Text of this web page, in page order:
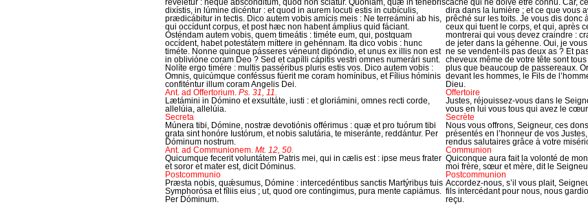
revelétur : neque abscónditum, quod non sciátur. Quóniam, quæ in ténebris
dixístis, in lúmine dicéntur : et quod in aurem locuti estis in cubículis,
prædicábitur in tectis. Dico autem vobis amícis meis : Ne terreámini ab his,
qui occídunt corpus, et post hæc non habent ámplius quid fáciant.
Osténdam autem vobis, quem timeátis : timéte eum, qui, postquam
occídent, habet potestátem míttere in gehénnam. Ita dico vobis : hunc
timéte. Nonne quinque pásseres véneunt dipóndio, et unus ex illis non est
in oblivióne coram Deo ? Sed et capílli cápitis vestri omnes numerári sunt.
Nolíte ergo timére : multis passéribus pluris estis vos. Dico autem vobis :
Omnis, quicúmque conféssus fúerit me coram homínibus, et Fílius hóminis
confiténtur illum coram Angelis Dei.
caché qui ne doive être connu. Car,
dira dans la lumière ; et ce que vous
prêché sur les toits. Je vous dis donc
ceux qui tuent le corps, et qui, après
montrerai qui vous devez craindre :
de jeter dans la géhenne. Oui, je
ne se vendent-ils pas deux as ? Et
cheveux même de votre tête sont
plus que beaucoup de passereaux.
devant les hommes, le Fils de
Dieu.
Ant. ad Offertorium. Ps. 31, 11.
Offertoire
Lætámini in Dómino et exsultáte, iusti : et gloriámini, omnes recti corde,
allelúia, allelúia.
Justes, réjouissez-vous dans le
vous en lui vous tous qui avez le
Secreta
Secrète
Múnera tibi, Dómine, nostræ devotiónis offérimus : quæ et pro tuórum tibi
grata sint honóre Iustórum, et nobis salutária, te miseránte, reddántur. Per
Dóminum nostrum.
Nous vous offrons, Seigneur, ces
présentés en l’honneur de vos
rendus salutaires grâce à votre
Ant. ad Communionem. Mt. 12, 50.
Communion
Quicumque fecerit voluntátem Patris mei, qui in cælis est : ipse meus frater
et soror et mater est, dicit Dóminus.
Quiconque aura fait la volonté de
moi frère, sœur et mère, dit le
Postcommunio
Postcommunion
Præsta nobis, quǽsumus, Dómine : intercedéntibus sanctis Martýribus tuis
Symphorósa et fíliis eius ; ut, quod ore contíngimus, pura mente capiámus.
Per Dóminum.
Accordez-nous, s’il vous plait,
fils intercédant pour nous, nous
reçu.